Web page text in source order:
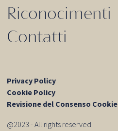
Riconocimenti
Contatti
Privacy Policy
Cookie Policy
Revisione del Consenso Cookie
@2023 - All rights reserved